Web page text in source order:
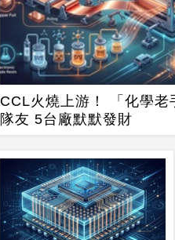
CCL火燒上游！ 「化學老
隊友 5台廠默默發財